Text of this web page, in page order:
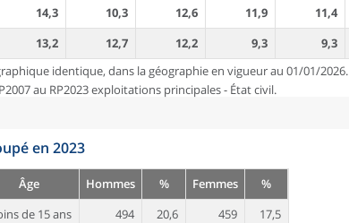
14,3 10,3 12,6 11,9 11,4
13,2 12,7 12,2 9,3 9,3
identique, dans la géographie en vigueur au 01/01/2026.
au RP2023 exploitations principales - État civil.
en 2023
Âge Hommes % Femmes
%
de 15 ans
494 20,6 459
17,5